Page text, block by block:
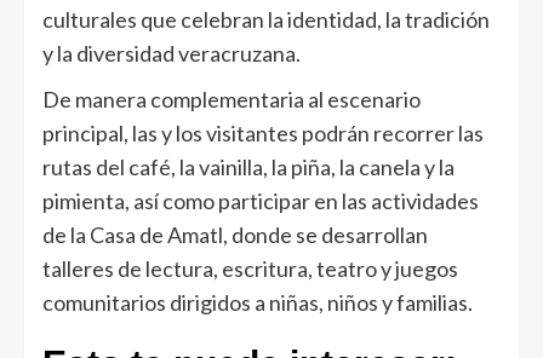
culturales que celebran la identidad, la tradición
y la diversidad veracruzana.
De manera complementaria al escenario
principal, las y los visitantes podrán recorrer las
rutas del café, la vainilla, la piña, la canela y la
pimienta, así como participar en las actividades
de la Casa de Amatl, donde se desarrollan
talleres de lectura, escritura, teatro y juegos
comunitarios dirigidos a niñas, niños y familias.